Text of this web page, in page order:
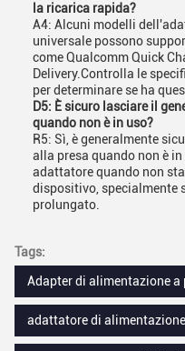
la ricarica rapida?
A4: Alcuni modelli
universale possono
come Qualcomm Quick
Delivery.Controlla le
per determinare se ha
D5: È sicuro lasciare il
quando non è in uso?
R5: Sì, è generalmente
alla presa quando non è
adattatore quando non
dispositivo, specialmente
prolungato.
Tags:
Adapter di alimentazione a
adattatore di